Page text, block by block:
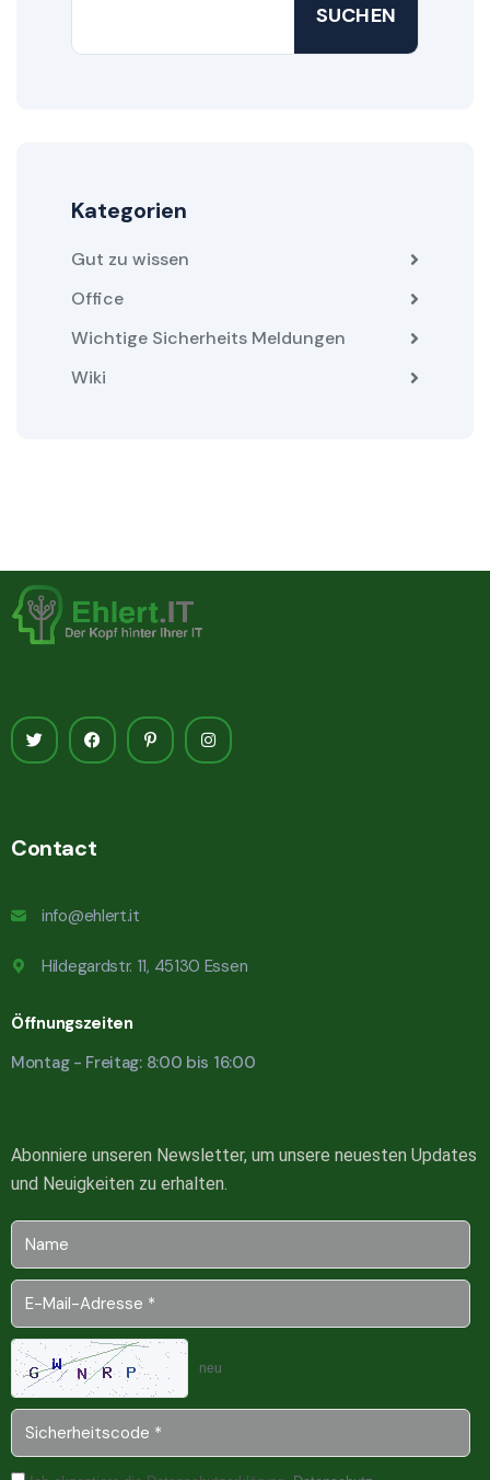
SUCHEN
Kategorien
Gut zu wissen
Office
Wichtige Sicherheits Meldungen
Wiki
Contact
info@ehlert.it
Hildegardstr. 11, 45130 Essen
Öffnungszeiten
Montag - Freitag: 8:00 bis 16:00
Abonniere unseren Newsletter, um unsere neuesten Updates
und Neuigkeiten zu erhalten.
neu